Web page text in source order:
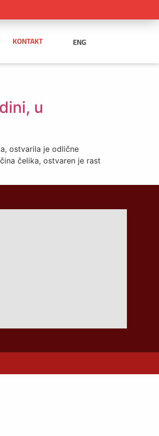
KONTAKT ENG
u
ostvarila je odlične
čelika, ostvaren je rast